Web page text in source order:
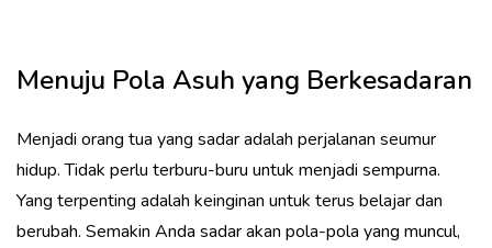
Menuju Pola Asuh yang Berkesadaran
Menjadi orang tua yang sadar adalah perjalanan seumur
hidup. Tidak perlu terburu-buru untuk menjadi sempurna.
Yang terpenting adalah keinginan untuk terus belajar dan
berubah. Semakin Anda sadar akan pola-pola yang muncul,